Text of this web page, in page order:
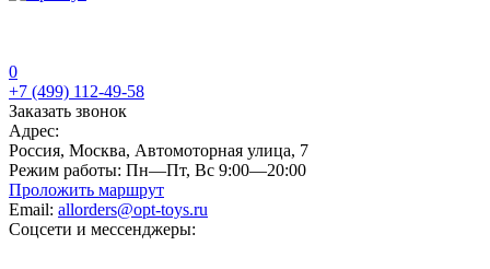
0
+7 (499) 112-49-58
Заказать звонок
Адрес:
Россия, Москва, Автомоторная улица, 7
Режим работы: Пн—Пт, Вс 9:00—20:00
Проложить маршрут
Email: allorders@opt-toys.ru
Соцсети и мессенджеры: